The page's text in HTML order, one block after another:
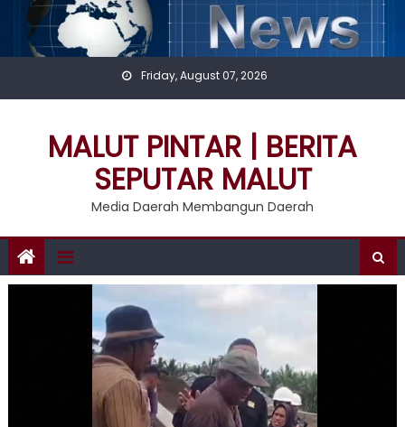
content
Friday, August 07, 2026
MALUT PINTAR | BERITA
SEPUTAR MALUT
Media Daerah Membangun Daerah